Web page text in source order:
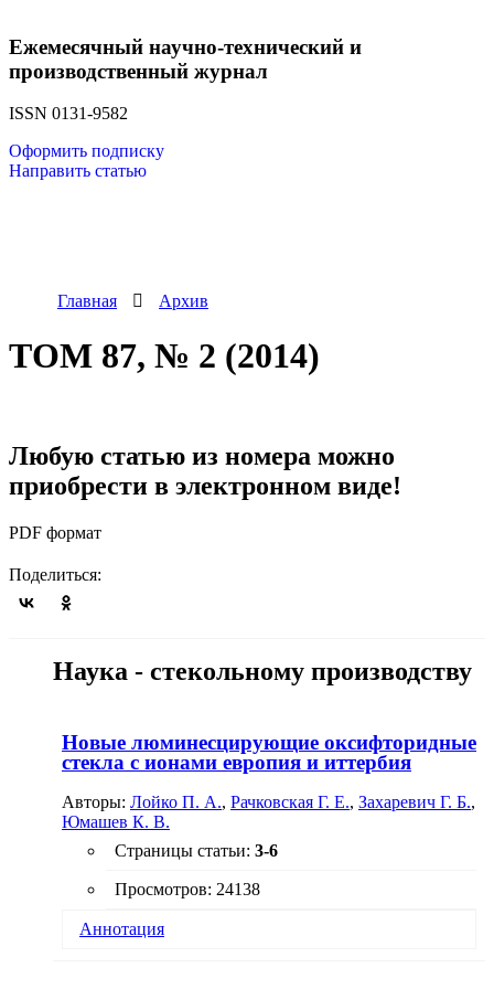
Ежемесячный научно-технический и
производственный журнал
ISSN 0131-9582
Оформить подписку
Направить статью
Главная Архив
ТОМ 87, № 2 (2014)
Любую статью из номера можно
приобрести в электронном виде!
PDF формат
Поделиться:
Наука - стекольному производству
Новые люминесцирующие оксифторидные
стекла с ионами европия и иттербия
Авторы: Лойко П. А., Рачковская Г. Е., Захаревич Г. Б.,
Юмашев К. В.
Страницы статьи: 3-6
Просмотров: 24138
Аннотация